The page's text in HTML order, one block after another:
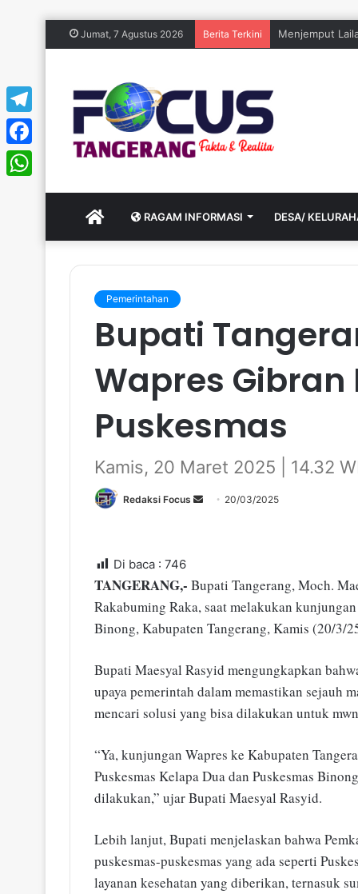
Jumat, 7 Agustus 2026 Berita Terkini Menjemput
HOME RAGAM INFORMASI DESA/
Pemerintahan
Bupati
Wapres Gibran
Puskesmas
Kamis, 20 Maret 2025 | 14.32
Redaksi Focus
n
e
m
i
l
20/03/2025
Di baca : 746
TANGERANG,- Bupati Tangerang, Moch.
Rakabuming Raka, saat melakukan
Binong, Kabupaten Tangerang, Kamis (20/3/
Bupati Maesyal Rasyid mengungkapkan
upaya pemerintah dalam memastikan sejauh
mencari solusi yang bisa dilakukan untuk
“Ya, kunjungan Wapres ke Kabupaten
Puskesmas Kelapa Dua dan Puskesmas
dilakukan,” ujar Bupati Maesyal Rasyid.
Lebih lanjut, Bupati menjelaskan bahwa
puskesmas-puskesmas yang ada seperti
layanan kesehatan yang diberikan, ternasuk
Telegram
Facebook